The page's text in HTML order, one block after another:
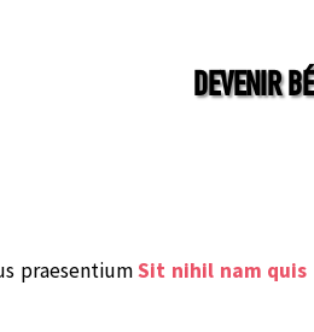
DEVENIR
praesentiumSit nihil nam quis